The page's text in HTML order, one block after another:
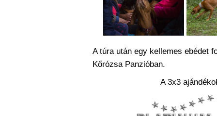
A túra után egy kellemes ebédet
Kőrózsa Panzióban.
A 3x3